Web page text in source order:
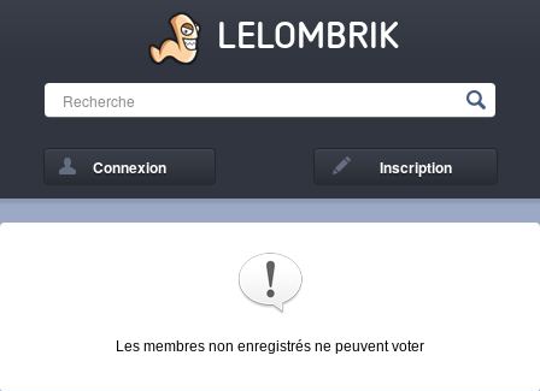
LELOMBRIK
Connexion Inscription
Les membres non enregistrés ne peuvent voter